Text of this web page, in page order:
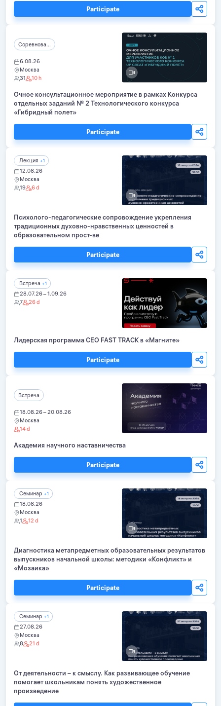
Participate
Соревнова...
6.08.26
Москва
31
10 h
Очное консультационное мероприятие в рамках Конкурса
отдельных заданий № 2 Технологического конкурса
«Гибридный полет»
Participate
Лекция +1
12.08.26
Москва
19
6 d
Психолого-педагогические сопровождение укрепления
традиционных духовно-нравственных ценностей в
образовательном прост-ве
Participate
Встреча +1
28.07.26 – 1.09.26
7
26 d
Лидерская программа CEO FAST TRACK в «Магните»
Participate
Встреча
18.08.26 – 20.08.26
Москва
14 d
Академия научного наставничества
Participate
Семинар +1
18.08.26
Москва
1
12 d
Диагностика метапредметных образовательных результатов
выпускников начальной школы: методики «Конфликт» и
«Мозаика»
Participate
Семинар +1
27.08.26
Москва
8
21 d
От деятельности – к смыслу. Как развивающее обучение
помогает школьникам понять художественное
произведение